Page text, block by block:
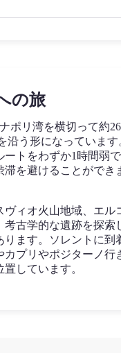
の旅
ポリ湾を横切って約
沿う形になっています
ートをわずか1時間弱
滞を避けることができ
ィオ火山地域、エル
考古学的な遺跡を探索
ります。ソレントに到
カプリやポジターノ行
しています。